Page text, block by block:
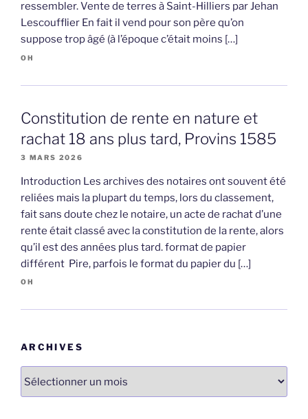
ressembler. Vente de terres à Saint-Hilliers par Jehan
Lescoufflier En fait il vend pour son père qu’on
suppose trop âgé (à l’époque c’était moins […]
OH
Constitution de rente en nature et
rachat 18 ans plus tard, Provins 1585
3 MARS 2026
Introduction Les archives des notaires ont souvent été
reliées mais la plupart du temps, lors du classement,
fait sans doute chez le notaire, un acte de rachat d’une
rente était classé avec la constitution de la rente, alors
qu’il est des années plus tard. format de papier
différent Pire, parfois le format du papier du […]
OH
ARCHIVES